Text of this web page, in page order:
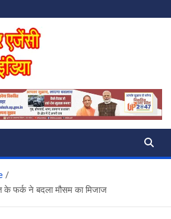
AGENCY OF INDIA
के फर्क ने बदला मौसम का मिजाज